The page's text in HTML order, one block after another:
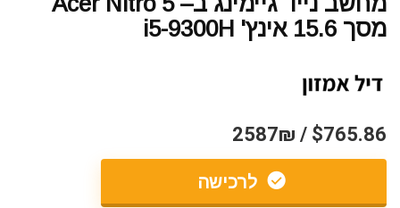
מסך 15.6 אינץ' i5-9300H
$765.86 / 2587₪
לרכישה